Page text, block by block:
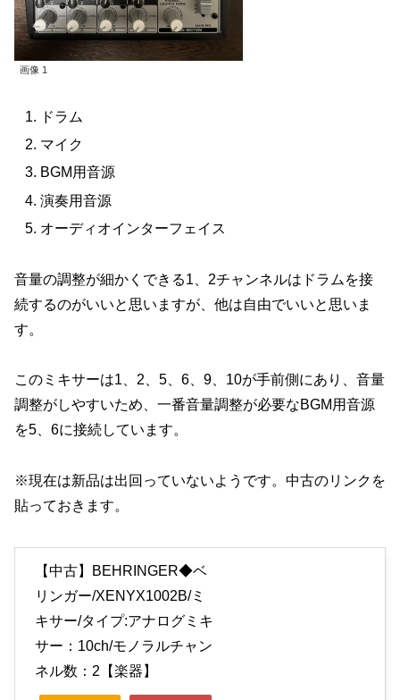
画像 1
ドラム
マイク
BGM用音源
演奏用音源
オーディオインターフェイス
音量の調整が細かくできる1、2チャンネルはドラムを接
続するのがいいと思いますが、他は自由でいいと思いま
す。
このミキサーは1、2、5、6、9、10が手前側にあり、音量
調整がしやすいため、一番音量調整が必要なBGM用音源
を5、6に接続しています。
※現在は新品は出回っていないようです。中古のリンクを
貼っておきます。
【中古】BEHRINGER◆ベ
リンガー/XENYX1002B/ミ
キサー/タイプ:アナログミキ
サー：10ch/モノラルチャン
ネル数：2【楽器】